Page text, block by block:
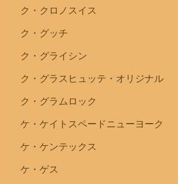
ク・クロノスイス
ク・グッチ
ク・グライシン
ク・グラスヒュッテ・オリジナル
ク・グラムロック
ケ・ケイトスペードニューヨーク
ケ・ケンテックス
ケ・ゲス